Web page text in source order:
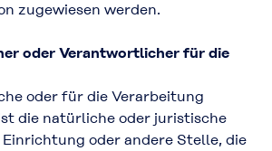
zugewiesen werden.
oder Verantwortlicher für die
oder für die Verarbeitung
die natürliche oder juristische
Einrichtung oder andere Stelle, die